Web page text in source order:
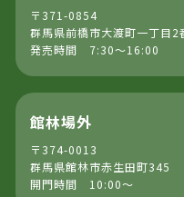
〒371-0854
群馬県前橋市大渡町一丁目2
発売時間 7:30～16:00
館林場外
〒374-0013
群馬県館林市赤生田町345
開門時間 10:00～